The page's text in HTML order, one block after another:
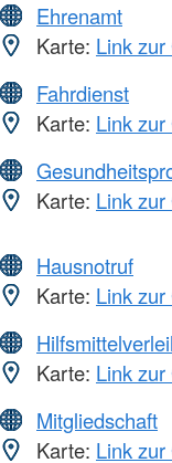
Ehrenamt
Karte: Link
Fahrdienst
Karte: Link
Karte: Link
Hausnotruf
Karte: Link
Karte: Link
Mitgliedschaft
Karte: Link